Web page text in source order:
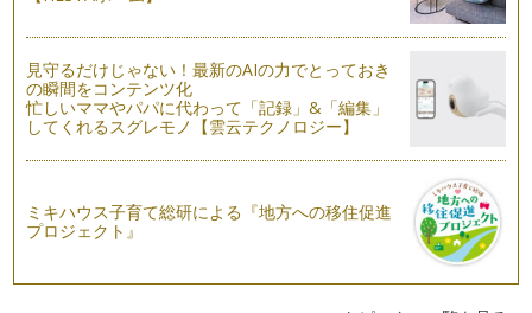
んは、上品で優しい話し方をされる方…
【ママのための自分育てコミュニケーション講座４回目】「小
さい頃の未完了の気持ちを解消する」
心理療法で扱うインナーチャイルドワークとは 「小さい頃の
未完了の気持ち…
分のインナーチャイルドの気持ちに気づくことが子育てに役立
つ」
前回はインナーチャイルドセルフケアの方法をお伝えしまし
【ママのための自分育てコミュニケーション講座2回目】無意
見守るだけじゃない！最新のAIの力でとっておき
の瞬間をコンテンツ化
忙しいママやパパに代わって「記録」&「編集」
してくれるスグレモノ【雲云テクノロジー】
ミキハウス子育て総研による『地方への移住促進
プロジェクト』